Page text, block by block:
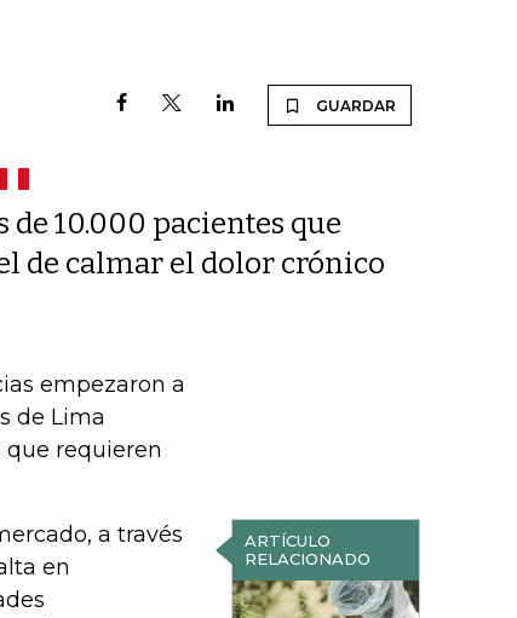
GUARDAR
de 10.000 pacientes que
de calmar el dolor crónico
empezaron a
de Lima
que requieren
ARTÍCULO
RELACIONADO
a través
en